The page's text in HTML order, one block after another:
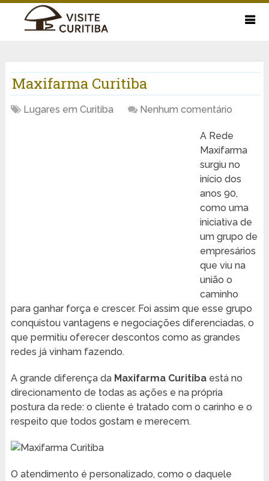
Maxifarma Curitiba
Lugares em Curitiba Nenhum comentário
A Rede
Maxifarma
surgiu no
início dos
anos 90,
como uma
iniciativa de
um grupo de
empresários
que viu na
união o
caminho
para ganhar força e crescer. Foi assim que esse grupo
conquistou vantagens e negociações diferenciadas, o
que permitiu oferecer descontos como as grandes
redes já vinham fazendo.
A grande diferença da Maxifarma Curitibaestá no
direcionamento de todas as ações e na própria
postura da rede: o cliente é tratado com o carinho e o
respeito que todos gostam e merecem.
O atendimento é personalizado, como o daquele